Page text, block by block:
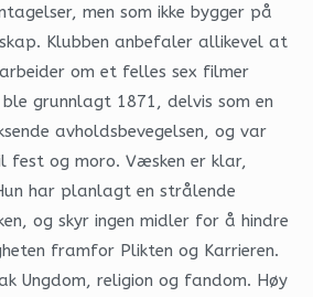
men som ikke bygger på
Klubben anbefaler allikevel at
om et felles sex filmer
grunnlagt 1871, delvis som en
avholdsbevegelsen, og var
og moro. Væsken er klar,
har planlagt en strålende
og skyr ingen midler for å hindre
framfor Plikten og Karrieren.
Ungdom, religion og fandom. Høy